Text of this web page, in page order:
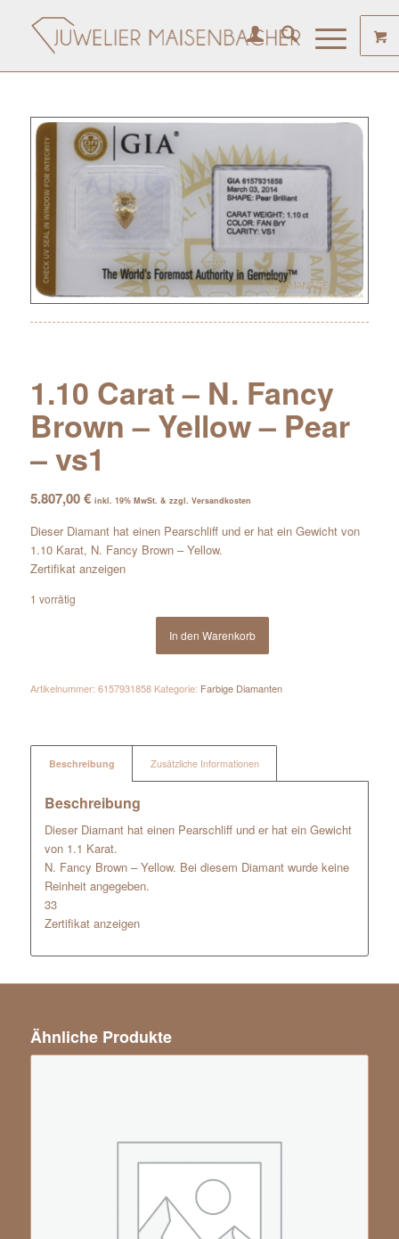
1.10 Carat – N. Fancy
Brown – Yellow – Pear
– vs1
5.807,00€ inkl. 19% MwSt. & zzgl. Versandkosten
Dieser Diamant hat einen Pearschliff und er hat ein Gewicht von
1.10 Karat, N. Fancy Brown – Yellow.
Zertifikat anzeigen
1 vorrätig
In den Warenkorb
Artikelnummer: 6157931858 Kategorie: Farbige Diamanten
Beschreibung Zusätzliche Informationen
Beschreibung
Dieser Diamant hat einen Pearschliff und er hat ein Gewicht
von 1.1 Karat.
N. Fancy Brown – Yellow. Bei diesem Diamant wurde keine
Reinheit angegeben.
33
Zertifikat anzeigen
Ähnliche Produkte